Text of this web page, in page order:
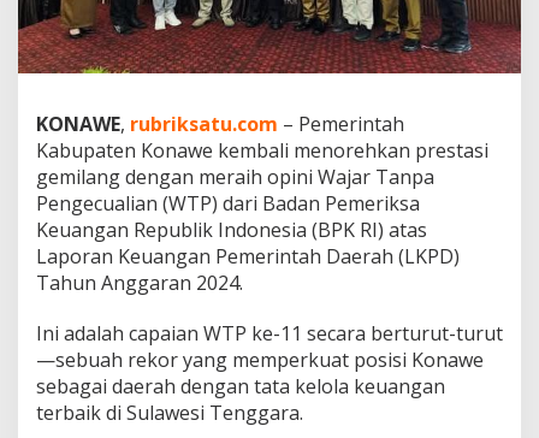
r
t
u
r
t
-
u
r
u
t
B
k
t
i
K
o
KONAWE, rubriksatu.com – Pemerintah
Kabupaten Konawe kembali menorehkan prestasi
gemilang dengan meraih opini Wajar Tanpa
Pengecualian (WTP) dari Badan Pemeriksa
Keuangan Republik Indonesia (BPK RI) atas
Laporan Keuangan Pemerintah Daerah (LKPD)
Tahun Anggaran 2024.
Ini adalah capaian WTP ke-11 secara berturut-turut
—sebuah rekor yang memperkuat posisi Konawe
sebagai daerah dengan tata kelola keuangan
terbaik di Sulawesi Tenggara.